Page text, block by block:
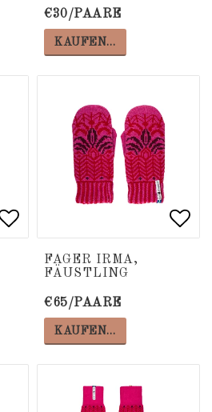
€30/PAARE
KAUFEN…
Add to list of favorites
Add to list of favorites
FAGER IRMA,
FÄUSTLING
€65/PAARE
KAUFEN…